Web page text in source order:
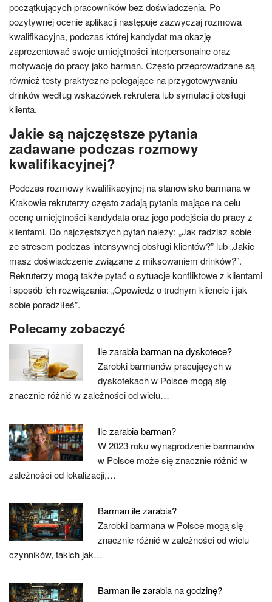
początkujących pracowników bez doświadczenia. Po
pozytywnej ocenie aplikacji następuje zazwyczaj rozmowa
kwalifikacyjna, podczas której kandydat ma okazję
zaprezentować swoje umiejętności interpersonalne oraz
motywację do pracy jako barman. Często przeprowadzane są
również testy praktyczne polegające na przygotowywaniu
drinków według wskazówek rekrutera lub symulacji obsługi
klienta.
Jakie są najczęstsze pytania
zadawane podczas rozmowy
kwalifikacyjnej?
Podczas rozmowy kwalifikacyjnej na stanowisko barmana w
Krakowie rekruterzy często zadają pytania mające na celu
ocenę umiejętności kandydata oraz jego podejścia do pracy z
klientami. Do najczęstszych pytań należy: „Jak radzisz sobie
ze stresem podczas intensywnej obsługi klientów?” lub „Jakie
masz doświadczenie związane z miksowaniem drinków?”.
Rekruterzy mogą także pytać o sytuacje konfliktowe z klientami
i sposób ich rozwiązania: „Opowiedz o trudnym kliencie i jak
sobie poradziłeś”.
Polecamy zobaczyć
Ile zarabia barman na dyskotece?
Zarobki barmanów pracujących w
dyskotekach w Polsce mogą się
znacznie różnić w zależności od wielu…
Ile zarabia barman?
W 2023 roku wynagrodzenie barmanów
w Polsce może się znacznie różnić w
zależności od lokalizacji,…
Barman ile zarabia?
Zarobki barmana w Polsce mogą się
znacznie różnić w zależności od wielu
czynników, takich jak…
Barman ile zarabia na godzinę?